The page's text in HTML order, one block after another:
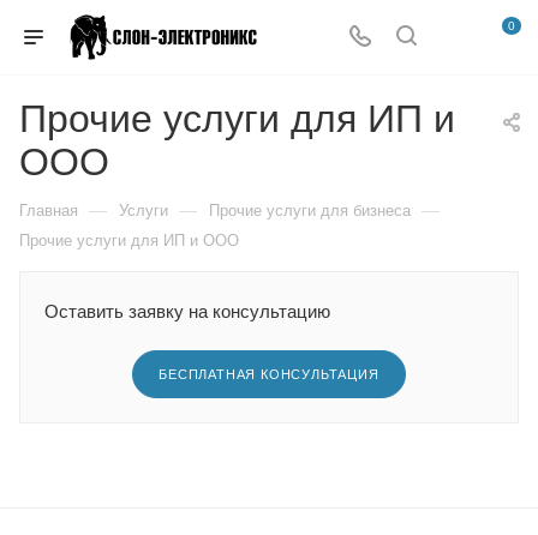
0
Прочие услуги для ИП и
ООО
Главная — Услуги — Прочие услуги для бизнеса —
Прочие услуги для ИП и ООО
Оставить заявку на консультацию
БЕСПЛАТНАЯ КОНСУЛЬТАЦИЯ